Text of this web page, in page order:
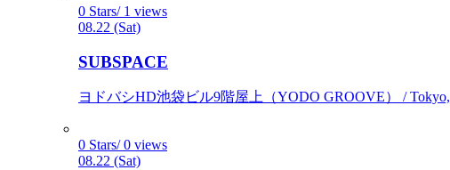
0 Stars/ 1 views
08.22 (Sat)
SUBSPACE
ヨドバシHD池袋ビル9階屋上（YODO GROOVE） / Tokyo,
0 Stars/ 0 views
08.22 (Sat)